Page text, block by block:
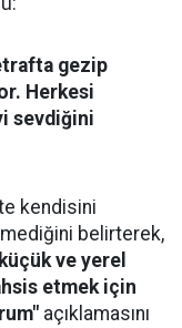
gezip
Herkesi
sevdiğini
kendisini
belirterek,
ve yerel
etmek için
açıklamasını